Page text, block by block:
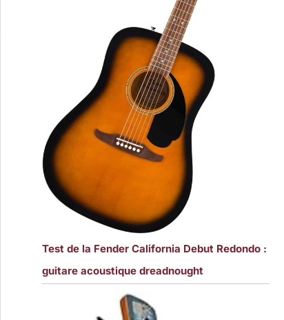
Test de la Fender California Debut Redondo :
guitare acoustique dreadnought